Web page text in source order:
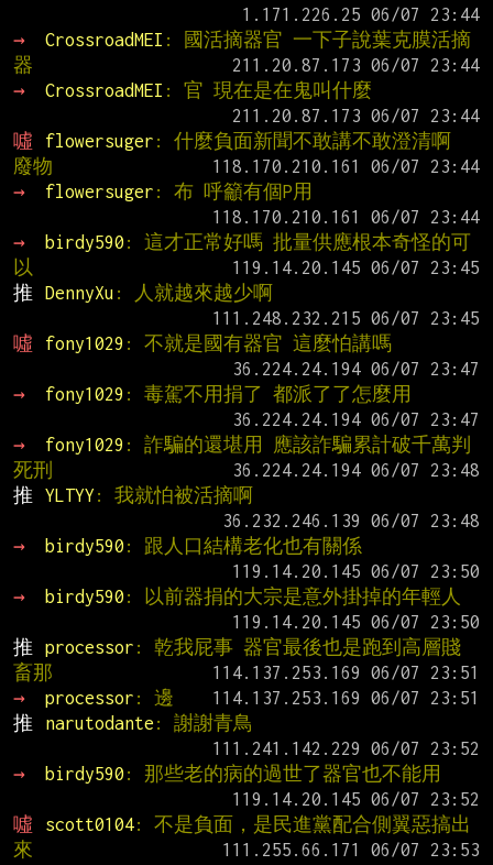
→
CrossroadMEI : 國活摘器官 一下子說葉克膜活摘
器
→
CrossroadMEI : 官 現在是在鬼叫什麼
噓
flowersuger : 什麼負面新聞不敢講不敢澄清啊
廢物
→
flowersuger : 布 呼籲有個P用
→
birdy590 : 這才正常好嗎 批量供應根本奇怪的可
以
推
DennyXu : 人就越來越少啊
噓
fony1029 : 不就是國有器官 這麼怕講嗎
→
fony1029 : 毒駕不用捐了 都派了了怎麼用
→
fony1029 : 詐騙的還堪用 應該詐騙累計破千萬判
死刑
推
YLTYY : 我就怕被活摘啊
→
birdy590 : 跟人口結構老化也有關係
→
birdy590 : 以前器捐的大宗是意外掛掉的年輕人
推
processor : 乾我屁事 器官最後也是跑到高層賤
畜那
→
processor : 邊
推
narutodante : 謝謝青鳥
→
birdy590 : 那些老的病的過世了器官也不能用
噓
scott0104: 不是負面，是民進黨配合側翼惡搞出
來